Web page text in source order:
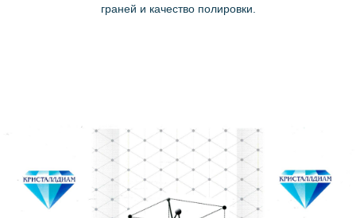
граней и качество полировки.